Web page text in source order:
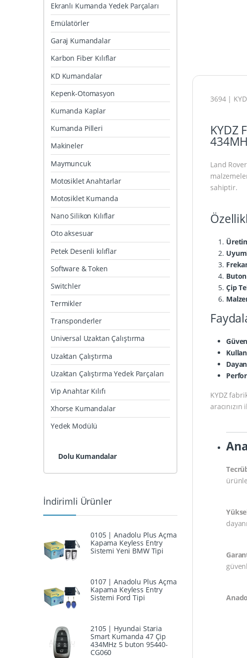
3694 |
KYDZ
Land
sahiptir.
Buton
Çip
KYDZ
Ekranlı Kumanda Yedek Parçaları
Emülatörler
Garaj Kumandalar
Karbon Fiber Kılıflar
KD Kumandalar
Kepenk-Otomasyon
Kumanda Kaplar
Kumanda Pilleri
Makineler
Maymuncuk
Motosiklet Anahtarlar
Motosiklet Kumanda
Nano Silikon Kılıflar
Oto aksesuar
Petek Desenli kılıflar
Software & Token
Switchler
Termikler
Transponderler
Universal Uzaktan Çalıştırma
Uzaktan Çalıştırma
Uzaktan Çalıştırma Yedek Parçaları
Vip Anahtar Kılıfı
Xhorse Kumandalar
Yedek Modülü
Dolu Kumandalar
İndirimli Ürünler
0105 | Anadolu Plus Açma
Kapama Keyless Entry
Sistemi Yeni BMW Tipi
0107 | Anadolu Plus Açma
Kapama Keyless Entry
Sistemi Ford Tipi
2105 | Hyundai Staria
Smart Kumanda 47 Çip
434MHz 5 buton 95440-
CG060